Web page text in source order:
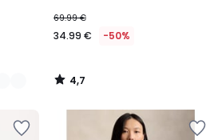
69.99 €
34.99 € -50%
4,7
/